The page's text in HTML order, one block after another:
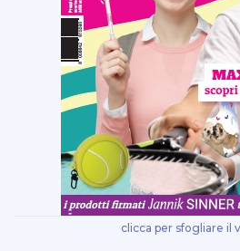
titanium
verbatim
xyron
clicca per sfogliare il